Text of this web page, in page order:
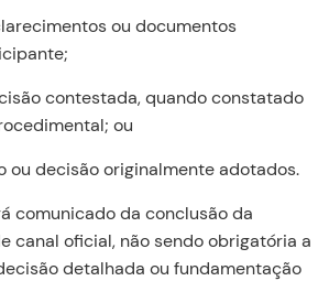
ou documentos
contestada, quando constatado
ou
decisão originalmente adotados.
comunicado da conclusão da
canal oficial, não sendo obrigatória a
detalhada ou fundamentação